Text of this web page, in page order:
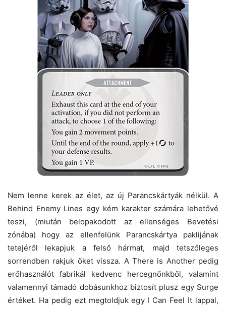
Nem lenne kerek az élet, az új Parancskártyák nélkül. A
Behind Enemy Lines egy kém karakter számára lehetővé
teszi, (miután belopakodott az ellenséges Bevetési
zónába) hogy az ellenfelünk Parancskártya paklijának
tetejéről lekapjuk a felső hármat, majd tetszőleges
sorrendben rakjuk őket vissza. A There is Another pedig
erőhasználót fabrikál kedvenc hercegnőnkből, valamint
valamennyi támadó dobásunkhoz biztosít plusz egy Surge
értéket. Ha pedig ezt megtoldjuk egy I Can Feel It lappal,